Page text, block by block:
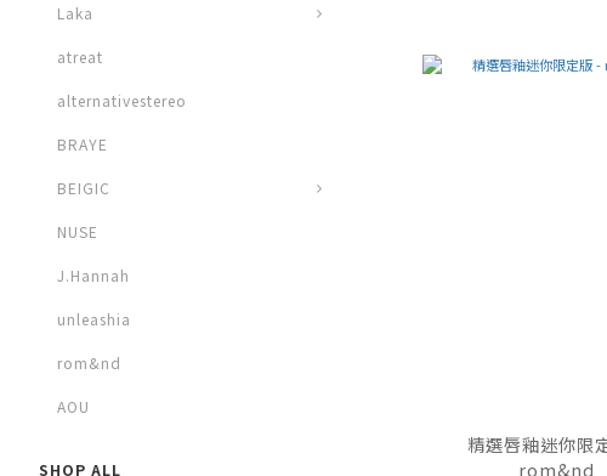
Laka
atreat
alternativestereo
BRAYE
BEIGIC
NUSE
J.Hannah
unleashia
rom&nd
AOU
SHOP ALL
精選唇釉迷你限
rom&nd